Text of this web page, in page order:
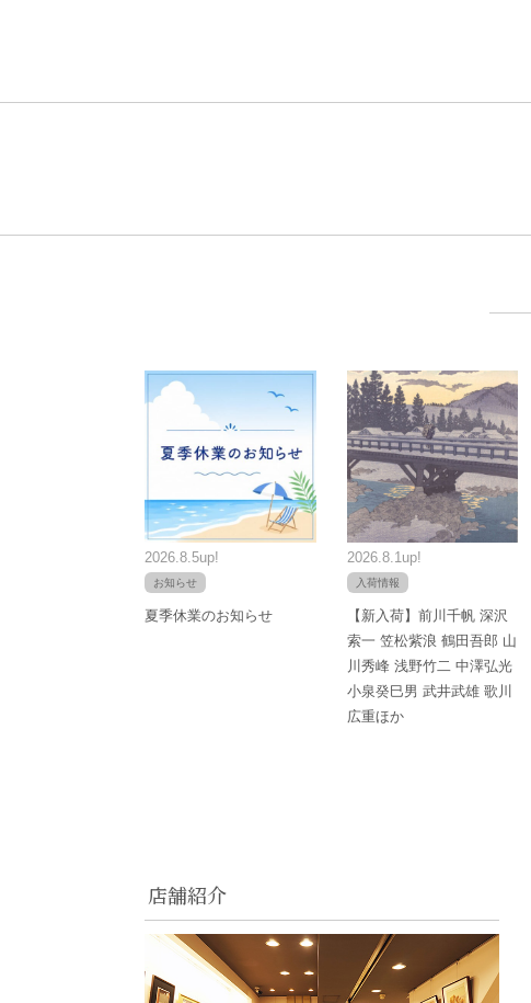
2026.8.5up!
お知らせ
夏季休業のお知らせ
2026.8.1up!
入荷情報
【新入荷】前川千帆 深沢
索一 笠松紫浪 鶴田吾郎 山
川秀峰 浅野竹二 中澤弘光
小泉癸巳男 武井武雄 歌川
広重ほか
店舗紹介